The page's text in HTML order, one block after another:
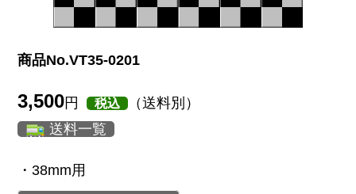
商品No.VT35-0201
3,500円 税込
（送料別）
送料一覧
・38mm用